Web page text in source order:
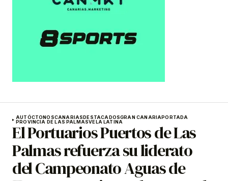
AUTÓCTONOSCANARIASDESTACADOSGRAN CANARIAPORTADA
PROVINCIA DE LAS PALMASVELA LATINA
El Portuarios Puertos de Las
Palmas refuerza su liderato
del Campeonato Aguas de